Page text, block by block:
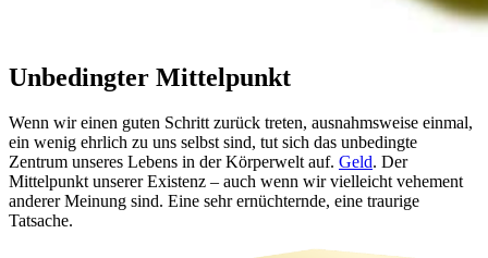
Unbedingter Mittelpunkt
Wenn wir einen guten Schritt zurück treten, ausnahmsweise einmal,
ein wenig ehrlich zu uns selbst sind, tut sich das unbedingte
Zentrum unseres Lebens in der Körperwelt auf. Geld. Der
Mittelpunkt unserer Existenz – auch wenn wir vielleicht vehement
anderer Meinung sind. Eine sehr ernüchternde, eine traurige
Tatsache.